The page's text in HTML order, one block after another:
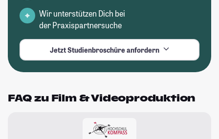
Wir unterstützen Dich bei
der Praxispartnersuche
Jetzt Studienbroschüre anfordern
FAQ zu Film & Videoproduktion